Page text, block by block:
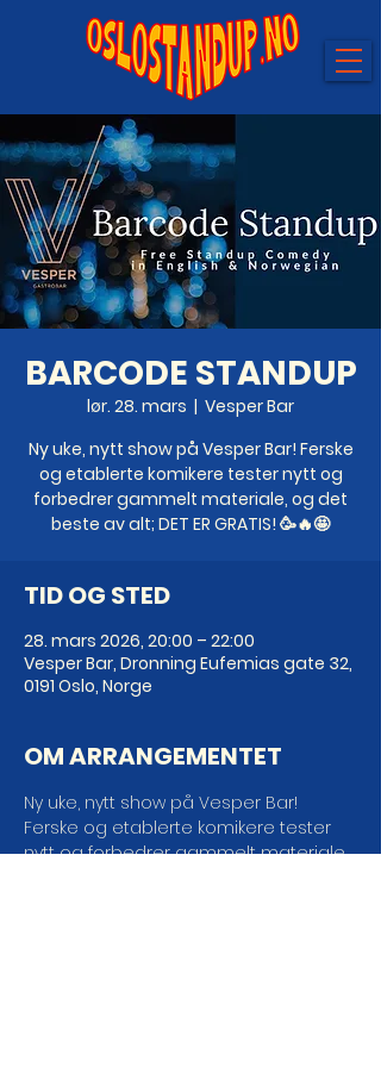
BARCODE STANDUP
lør. 28. mars
  |
Vesper Bar
Ny uke, nytt show på Vesper Bar! Ferske
og etablerte komikere tester nytt og
forbedrer gammelt materiale, og det
beste av alt; DET ER GRATIS! 🥳🔥🤩
TID OG STED
28. mars 2026, 20:00 – 22:00
Vesper Bar, Dronning Eufemias gate 32,
0191 Oslo, Norge
OM ARRANGEMENTET
Ny uke, nytt show på Vesper Bar!
Ferske og etablerte komikere tester
nytt og forbedrer gammelt materiale,